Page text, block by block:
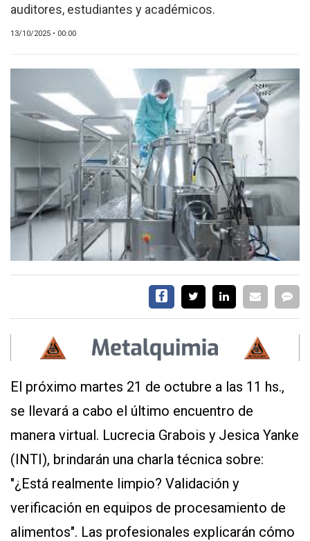
MEDIA KIT
CONTÁCTENOS
AYUDA
TÉRMINOS
CONDICIONES
POLÍTICAS
DE
SITIO
auditores, estudiantes y académicos.
13/10/2025 • 00:00
El próximo martes 21 de octubre a las 11 hs.,
se llevará a cabo el último encuentro de
manera virtual. Lucrecia Grabois y Jesica Yanke
(INTI), brindarán una charla técnica sobre:
"¿Está realmente limpio? Validación y
verificación en equipos de procesamiento de
alimentos". Las profesionales explicarán cómo